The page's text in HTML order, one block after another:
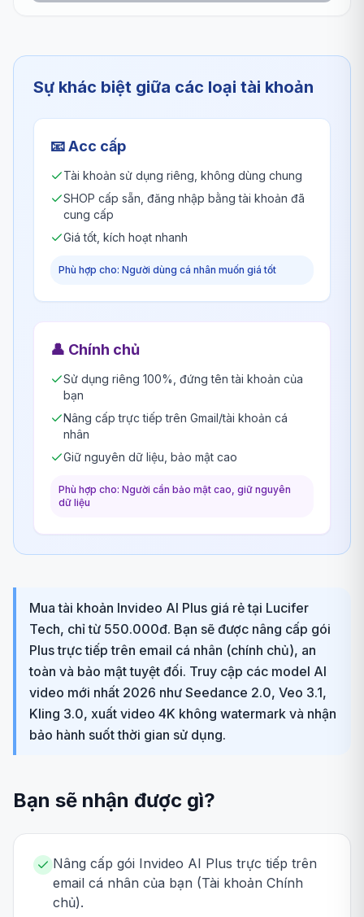
Sự khác biệt giữa các loại tài khoản
📧Acc cấp
Tài khoản sử dụng riêng, không dùng chung
SHOP cấp sẵn, đăng nhập bằng tài khoản đã
cung cấp
Giá tốt, kích hoạt nhanh
Phù hợp cho: Người dùng cá nhân muốn giá tốt
👤 Chính chủ
Sử dụng riêng 100%, đứng tên tài khoản của
bạn
Nâng cấp trực tiếp trên Gmail/tài khoản cá
nhân
Giữ nguyên dữ liệu, bảo mật cao
Phù hợp cho: Người cần bảo mật cao, giữ nguyên
dữ liệu
Mua tài khoản Invideo AI Plus giá rẻ tại Lucifer
Tech, chỉ từ 550.000đ. Bạn sẽ được nâng cấp gói
Plus trực tiếp trên email cá nhân (chính chủ), an
toàn và bảo mật tuyệt đối. Truy cập các model AI
video mới nhất 2026 như Seedance 2.0, Veo 3.1,
Kling 3.0, xuất video 4K không watermark và nhận
bảo hành suốt thời gian sử dụng.
Bạn sẽ nhận được gì?
Nâng cấp gói Invideo AI Plus trực tiếp trên
email cá nhân của bạn (Tài khoản Chính
chủ).